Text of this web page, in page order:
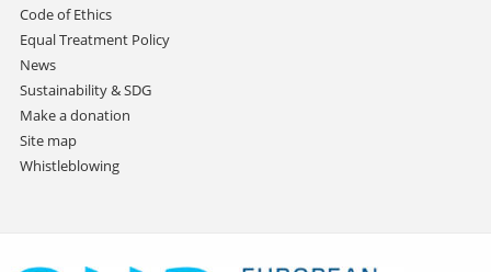
Code of Ethics
Equal Treatment Policy
News
Sustainability & SDG
Make a donation
Site map
Whistleblowing